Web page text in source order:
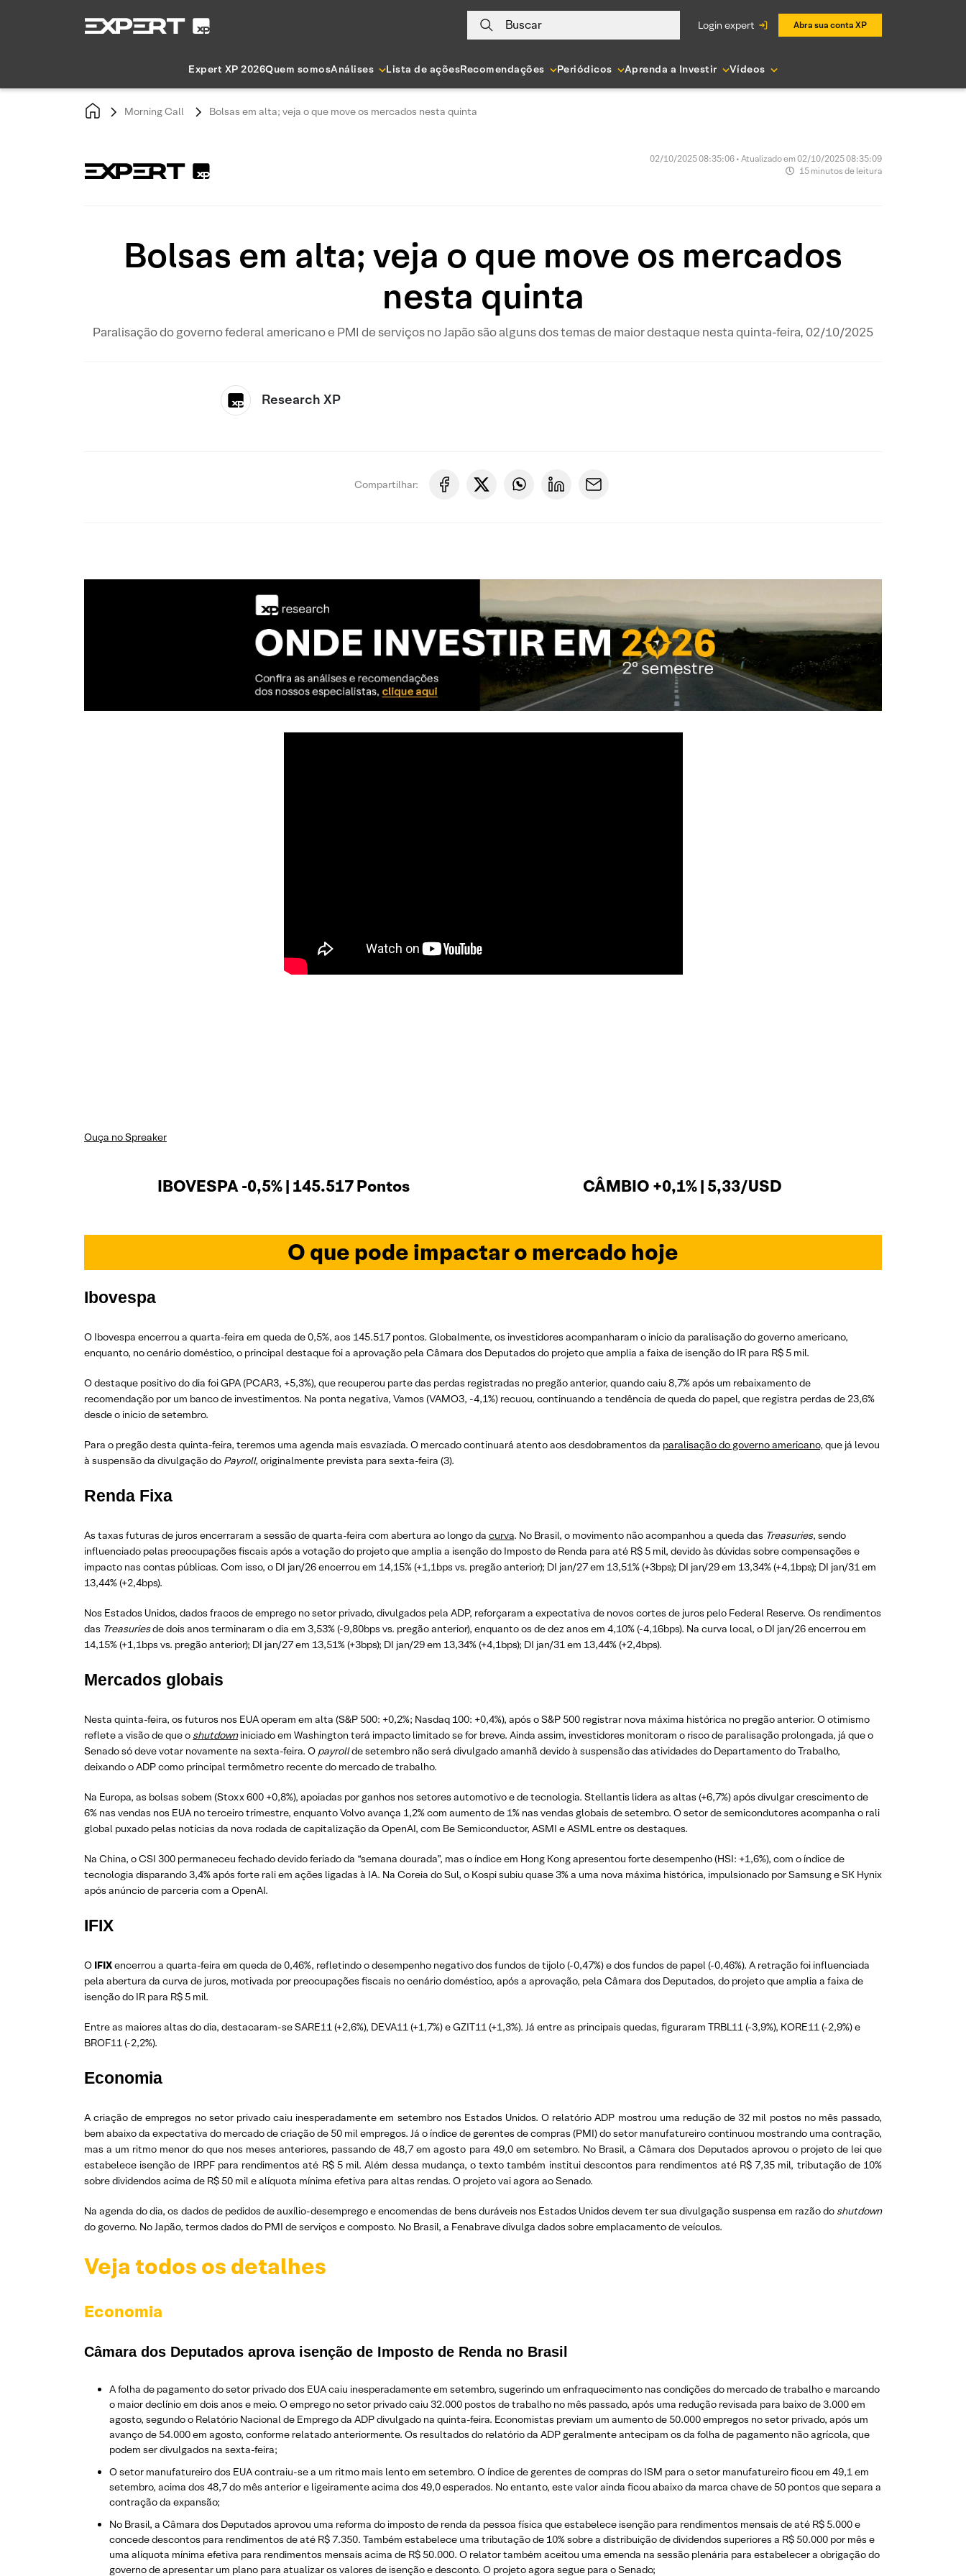
Buscar login expert Abra sua conta XP
Expert XP 2026Quem somosAnálises Lista de açõesRecomendações Periódicos Aprenda a Investir Vídeos
Morning Call Bolsas em alta; veja o que move os mercados nesta quinta
02/10/2025 08:35:06 • Atualizado em 02/10/2025 08:35:09
15 minutos de leitura
Bolsas em alta; veja o que move os mercados
nesta quinta
Paralisação do governo federal americano e PMI de serviços no Japão são alguns dos temas de maior destaque nesta quinta-feira, 02/10/2025
Research XP
Compartilhar:
Ouça no Spreaker
IBOVESPA -0,5% | 145.517 Pontos CÂMBIO +0,1% | 5,33/USD
O que pode impactar o mercado hoje
Ibovespa
O Ibovespa encerrou a quarta-feira em queda de 0,5%, aos 145.517 pontos. Globalmente, os investidores acompanharam o início da paralisação do governo americano,
enquanto, no cenário doméstico, o principal destaque foi a aprovação pela Câmara dos Deputados do projeto que amplia a faixa de isenção do IR para R$ 5 mil.
O destaque positivo do dia foi GPA (PCAR3, +5,3%), que recuperou parte das perdas registradas no pregão anterior, quando caiu 8,7% após um rebaixamento de
recomendação por um banco de investimentos. Na ponta negativa, Vamos (VAMO3, -4,1%) recuou, continuando a tendência de queda do papel, que registra perdas de 23,6%
desde o início de setembro.
Para o pregão desta quinta-feira, teremos uma agenda mais esvaziada. O mercado continuará atento aos desdobramentos da paralisação do governo americano, que já levou
à suspensão da divulgação do Payroll, originalmente prevista para sexta-feira (3).
Renda Fixa
As taxas futuras de juros encerraram a sessão de quarta-feira com abertura ao longo da curva. No Brasil, o movimento não acompanhou a queda das Treasuries, sendo
influenciado pelas preocupações fiscais após a votação do projeto que amplia a isenção do Imposto de Renda para até R$ 5 mil, devido às dúvidas sobre compensações e
impacto nas contas públicas. Com isso, o DI jan/26 encerrou em 14,15% (+1,1bps vs. pregão anterior); DI jan/27 em 13,51% (+3bps); DI jan/29 em 13,34% (+4,1bps); DI jan/31 em
13,44% (+2,4bps).
Nos Estados Unidos, dados fracos de emprego no setor privado, divulgados pela ADP, reforçaram a expectativa de novos cortes de juros pelo Federal Reserve. Os rendimentos
das Treasuriesde dois anos terminaram o dia em 3,53% (-9,80bps vs. pregão anterior), enquanto os de dez anos em 4,10% (-4,16bps). Na curva local, o DI jan/26 encerrou em
14,15% (+1,1bps vs. pregão anterior); DI jan/27 em 13,51% (+3bps); DI jan/29 em 13,34% (+4,1bps); DI jan/31 em 13,44% (+2,4bps).
Mercados globais
Nesta quinta-feira, os futuros nos EUA operam em alta (S&P 500: +0,2%; Nasdaq 100: +0,4%), após o S&P 500 registrar nova máxima histórica no pregão anterior. O otimismo
reflete a visão de que o shutdowniniciado em Washington terá impacto limitado se for breve. Ainda assim, investidores monitoram o risco de paralisação prolongada, já que o
Senado só deve votar novamente na sexta-feira. O payrollde setembro não será divulgado amanhã devido à suspensão das atividades do Departamento do Trabalho,
deixando o ADP como principal termômetro recente do mercado de trabalho.
Na Europa, as bolsas sobem (Stoxx 600 +0,8%), apoiadas por ganhos nos setores automotivo e de tecnologia. Stellantis lidera as altas (+6,7%) após divulgar crescimento de
6% nas vendas nos EUA no terceiro trimestre, enquanto Volvo avança 1,2% com aumento de 1% nas vendas globais de setembro. O setor de semicondutores acompanha o rali
global puxado pelas notícias da nova rodada de capitalização da OpenAI, com Be Semiconductor, ASMI e ASML entre os destaques.
Na China, o CSI 300 permaneceu fechado devido feriado da “semana dourada”, mas o índice em Hong Kong apresentou forte desempenho (HSI: +1,6%), com o índice de
tecnologia disparando 3,4% após forte rali em ações ligadas à IA. Na Coreia do Sul, o Kospi subiu quase 3% a uma nova máxima histórica, impulsionado por Samsung e SK Hynix
após anúncio de parceria com a OpenAI.
IFIX
O IFIXencerrou a quarta-feira em queda de 0,46%, refletindo o desempenho negativo dos fundos de tijolo (-0,47%) e dos fundos de papel (-0,46%). A retração foi influenciada
pela abertura da curva de juros, motivada por preocupações fiscais no cenário doméstico, após a aprovação, pela Câmara dos Deputados, do projeto que amplia a faixa de
isenção do IR para R$ 5 mil.
Entre as maiores altas do dia, destacaram-se SARE11 (+2,6%), DEVA11 (+1,7%) e GZIT11 (+1,3%). Já entre as principais quedas, figuraram TRBL11 (-3,9%), KORE11 (-2,9%) e
BROF11 (-2,2%).
Economia
A criação de empregos no setor privado caiu inesperadamente em setembro nos Estados Unidos. O relatório ADP mostrou uma redução de 32 mil postos no mês passado,
bem abaixo da expectativa do mercado de criação de 50 mil empregos. Já o índice de gerentes de compras (PMI) do setor manufatureiro continuou mostrando uma contração,
mas a um ritmo menor do que nos meses anteriores, passando de 48,7 em agosto para 49,0 em setembro. No Brasil, a Câmara dos Deputados aprovou o projeto de lei que
estabelece isenção de IRPF para rendimentos até R$ 5 mil. Além dessa mudança, o texto também institui descontos para rendimentos até R$ 7,35 mil, tributação de 10%
sobre dividendos acima de R$ 50 mil e alíquota mínima efetiva para altas rendas. O projeto vai agora ao Senado.
Na agenda do dia, os dados de pedidos de auxílio-desemprego e encomendas de bens duráveis nos Estados Unidos devem ter sua divulgação suspensa em razão do shutdown
do governo. No Japão, termos dados do PMI de serviços e composto. No Brasil, a Fenabrave divulga dados sobre emplacamento de veículos.
Veja todos os detalhes
Economia
Câmara dos Deputados aprova isenção de Imposto de Renda no Brasil
A folha de pagamento do setor privado dos EUA caiu inesperadamente em setembro, sugerindo um enfraquecimento nas condições do mercado de trabalho e marcando
o maior declínio em dois anos e meio. O emprego no setor privado caiu 32.000 postos de trabalho no mês passado, após uma redução revisada para baixo de 3.000 em
agosto, segundo o Relatório Nacional de Emprego da ADP divulgado na quinta-feira. Economistas previam um aumento de 50.000 empregos no setor privado, após um
avanço de 54.000 em agosto, conforme relatado anteriormente. Os resultados do relatório da ADP geralmente antecipam os da folha de pagamento não agrícola, que
podem ser divulgados na sexta-feira;
O setor manufatureiro dos EUA contraiu-se a um ritmo mais lento em setembro. O índice de gerentes de compras do ISM para o setor manufatureiro ficou em 49,1 em
setembro, acima dos 48,7 do mês anterior e ligeiramente acima dos 49,0 esperados. No entanto, este valor ainda ficou abaixo da marca chave de 50 pontos que separa a
contração da expansão;
No Brasil, a Câmara dos Deputados aprovou uma reforma do imposto de renda da pessoa física que estabelece isenção para rendimentos mensais de até R$ 5.000 e
concede descontos para rendimentos de até R$ 7.350. Também estabelece uma tributação de 10% sobre a distribuição de dividendos superiores a R$ 50.000 por mês e
uma alíquota mínima efetiva para rendimentos mensais acima de R$ 50.000. O relator também aceitou uma emenda na sessão plenária para estabelecer a obrigação do
governo de apresentar um plano para atualizar os valores de isenção e desconto. O projeto agora segue para o Senado;